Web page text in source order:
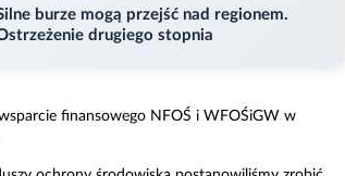
burze mogą przejść nad regionem.
drugiego stopnia
finansowego NFOŚ i WFOŚiGW w